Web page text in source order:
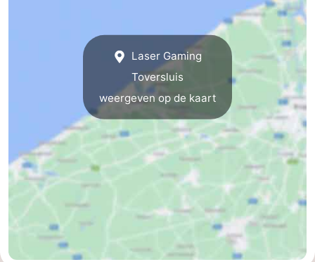
Wandelen
-
Golfbanen
Surfen
Eten
en
Evenementen
Laser Gaming
Toversluis
weergeven op de kaart